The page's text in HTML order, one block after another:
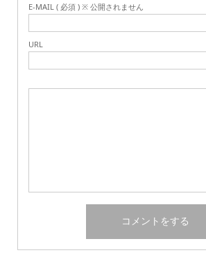
E-MAIL ( 必須 ) ※ 公開されません
URL